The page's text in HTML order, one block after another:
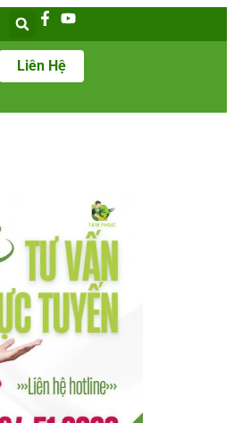
Liên Hệ